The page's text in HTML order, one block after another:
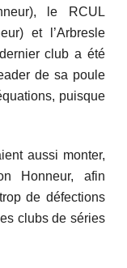
le RCUL
et l’Arbresle
club a été
de sa poule
puisque
aussi monter,
Honneur, afin
de défections
clubs de séries